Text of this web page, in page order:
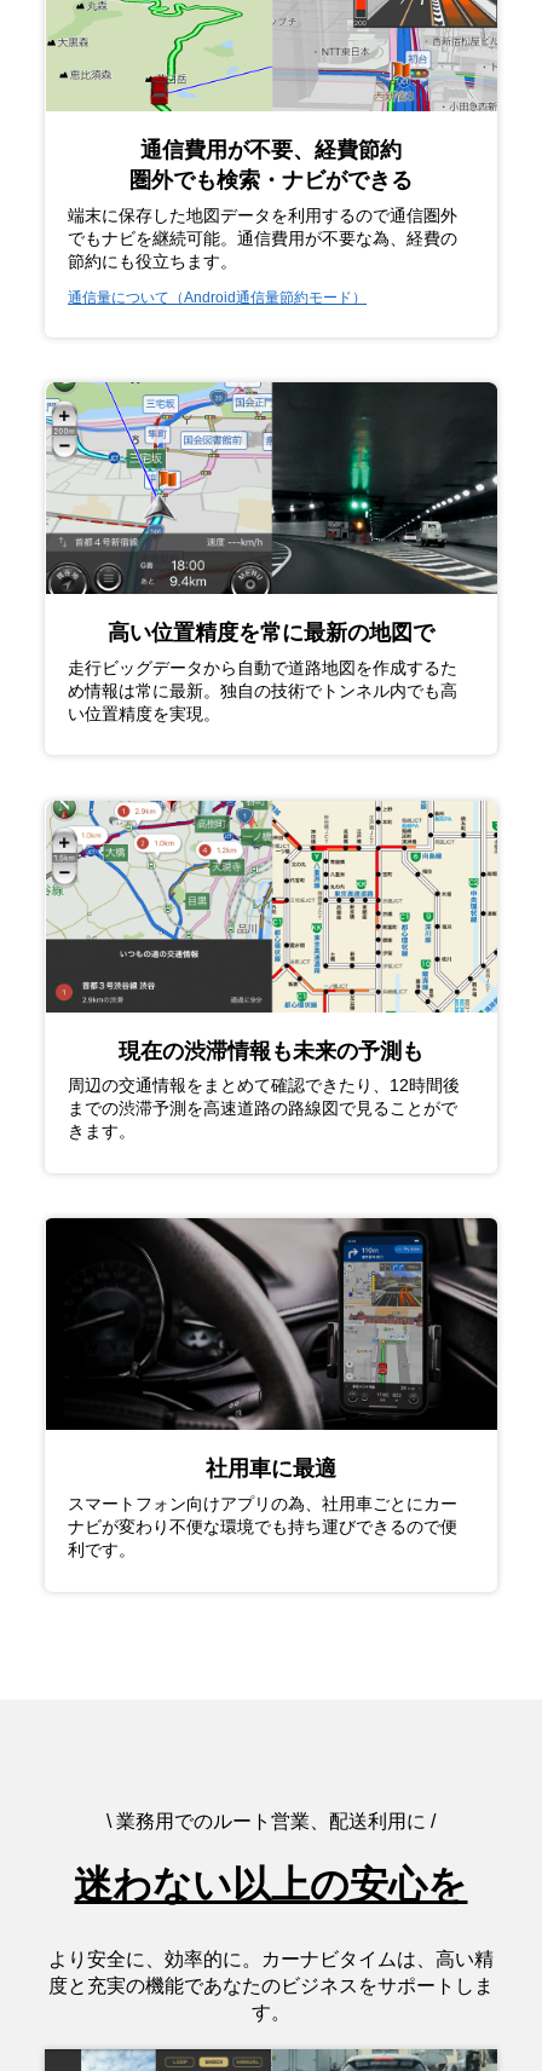
通信費用が不要、経費節約
圏外でも検索・ナビができる
端末に保存した地図データを利用するので通信圏外
でもナビを継続可能。通信費用が不要な為、経費の
節約にも役立ちます。
通信量について（Android通信量節約モード）
高い位置精度を常に最新の地図で
走行ビッグデータから自動で道路地図を作成するた
め情報は常に最新。独自の技術でトンネル内でも高
い位置精度を実現。
現在の渋滞情報も未来の予測も
周辺の交通情報をまとめて確認できたり、12時間後
までの渋滞予測を高速道路の路線図で見ることがで
きます。
社用車に最適
スマートフォン向けアプリの為、社用車ごとにカー
ナビが変わり不便な環境でも持ち運びできるので便
利です。
\ 業務用でのルート営業、配送利用に /
迷わない以上の安心を
より安全に、効率的に。カーナビタイムは、高い精
度と充実の機能であなたのビジネスをサポートしま
す。